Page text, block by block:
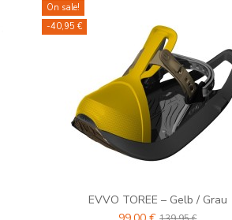
On sale!
-40,95 €
EVVO TOREE – Gelb / Grau